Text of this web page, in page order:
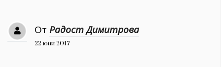
Дизайн
От Радост Димитрова
22 юни 2017